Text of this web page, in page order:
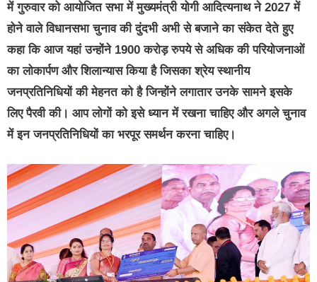
में गुरुवार को आयोजित सभा में मुख्यमंत्री योगी आदित्यनाथ ने 2027 में
होने वाले विधानसभा चुनाव की दुंदभी अभी से बजाने का संकेत देते हुए
कहा कि आज यहां उन्होंने 1900 करोड़ रुपये से अधिक की परियोजनाओं
का लोकार्पण और शिलान्यास किया है जिसका श्रेय स्थानीय
जनप्रतिनिधियों की मेहनत को है जिन्होंने लगातार उनके सामने इसके
लिए पैरवी की। आप लोगों को इसे ध्यान में रखना चाहिए और अगले चुनाव
में इन जनप्रतिनिधियों का भरपूर समर्थन करना चाहिए।